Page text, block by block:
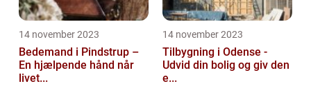
14 november 2023
Bedemand i Pindstrup –
En hjælpende hånd når
livet...
14 november 2023
Tilbygning i Odense -
Udvid din bolig og giv den
e...